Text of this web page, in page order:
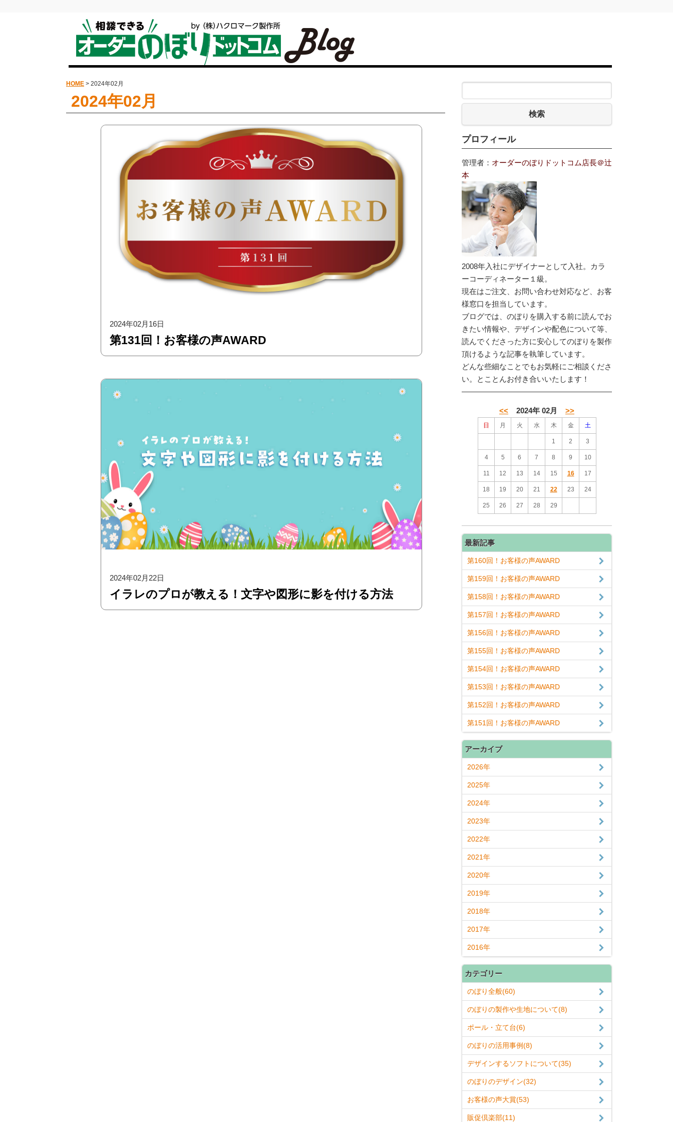
HOME > 2024年02月
2024年02月
2024年02月16日
第131回！お客様の声AWARD
2024年02月22日
イラレのプロが教える！文字や図形に影を付ける方法
検索
プロフィール
管理者： オーダーのぼりドットコム店長＠辻
本
2008年入社にデザイナーとして入社。カラ
ーコーディネーター１級。
現在はご注文、お問い合わせ対応など、お客
様窓口を担当しています。
ブログでは、のぼりを購入する前に読んでお
きたい情報や、デザインや配色について等、
読んでくださった方に安心してのぼりを製作
頂けるような記事を執筆しています。
どんな些細なことでもお気軽にご相談くださ
い。とことんお付き合いいたします！
<< 2024年 02月 >>
日 月 火 水 木 金 土
1 2 3
4 5 6 7 8 9 10
11 12 13 14 15 16 17
18 19 20 21 22 23 24
25 26 27 28 29
最新記事
第160回！お客様の声AWARD
第159回！お客様の声AWARD
第158回！お客様の声AWARD
第157回！お客様の声AWARD
第156回！お客様の声AWARD
第155回！お客様の声AWARD
第154回！お客様の声AWARD
第153回！お客様の声AWARD
第152回！お客様の声AWARD
第151回！お客様の声AWARD
アーカイブ
2026年
2025年
2024年
2023年
2022年
2021年
2020年
2019年
2018年
2017年
2016年
カテゴリー
のぼり全般(60)
のぼりの製作や生地について(8)
ポール・立て台(6)
のぼりの活用事例(8)
デザインするソフトについて(35)
のぼりのデザイン(32)
お客様の声大賞(53)
販促倶楽部(11)